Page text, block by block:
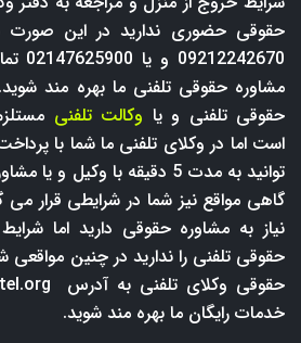
حقوقی حضوری ندارید در این صورت
مشاوره حقوقی تلفنی ما بهره مند
حقوقی تلفنی و یا وکالت تلفنی
توانید به مدت 5 دقیقه با
گاهی مواقع نیز شما در شرایطی قرار
نیاز به مشاوره حقوقی دارید اما
حقوقی تلفنی را ندارید در چنین مواقعی
حقوقی وکلای تلفنی به آدرس
خدمات رایگان ما بهره مند شوید.